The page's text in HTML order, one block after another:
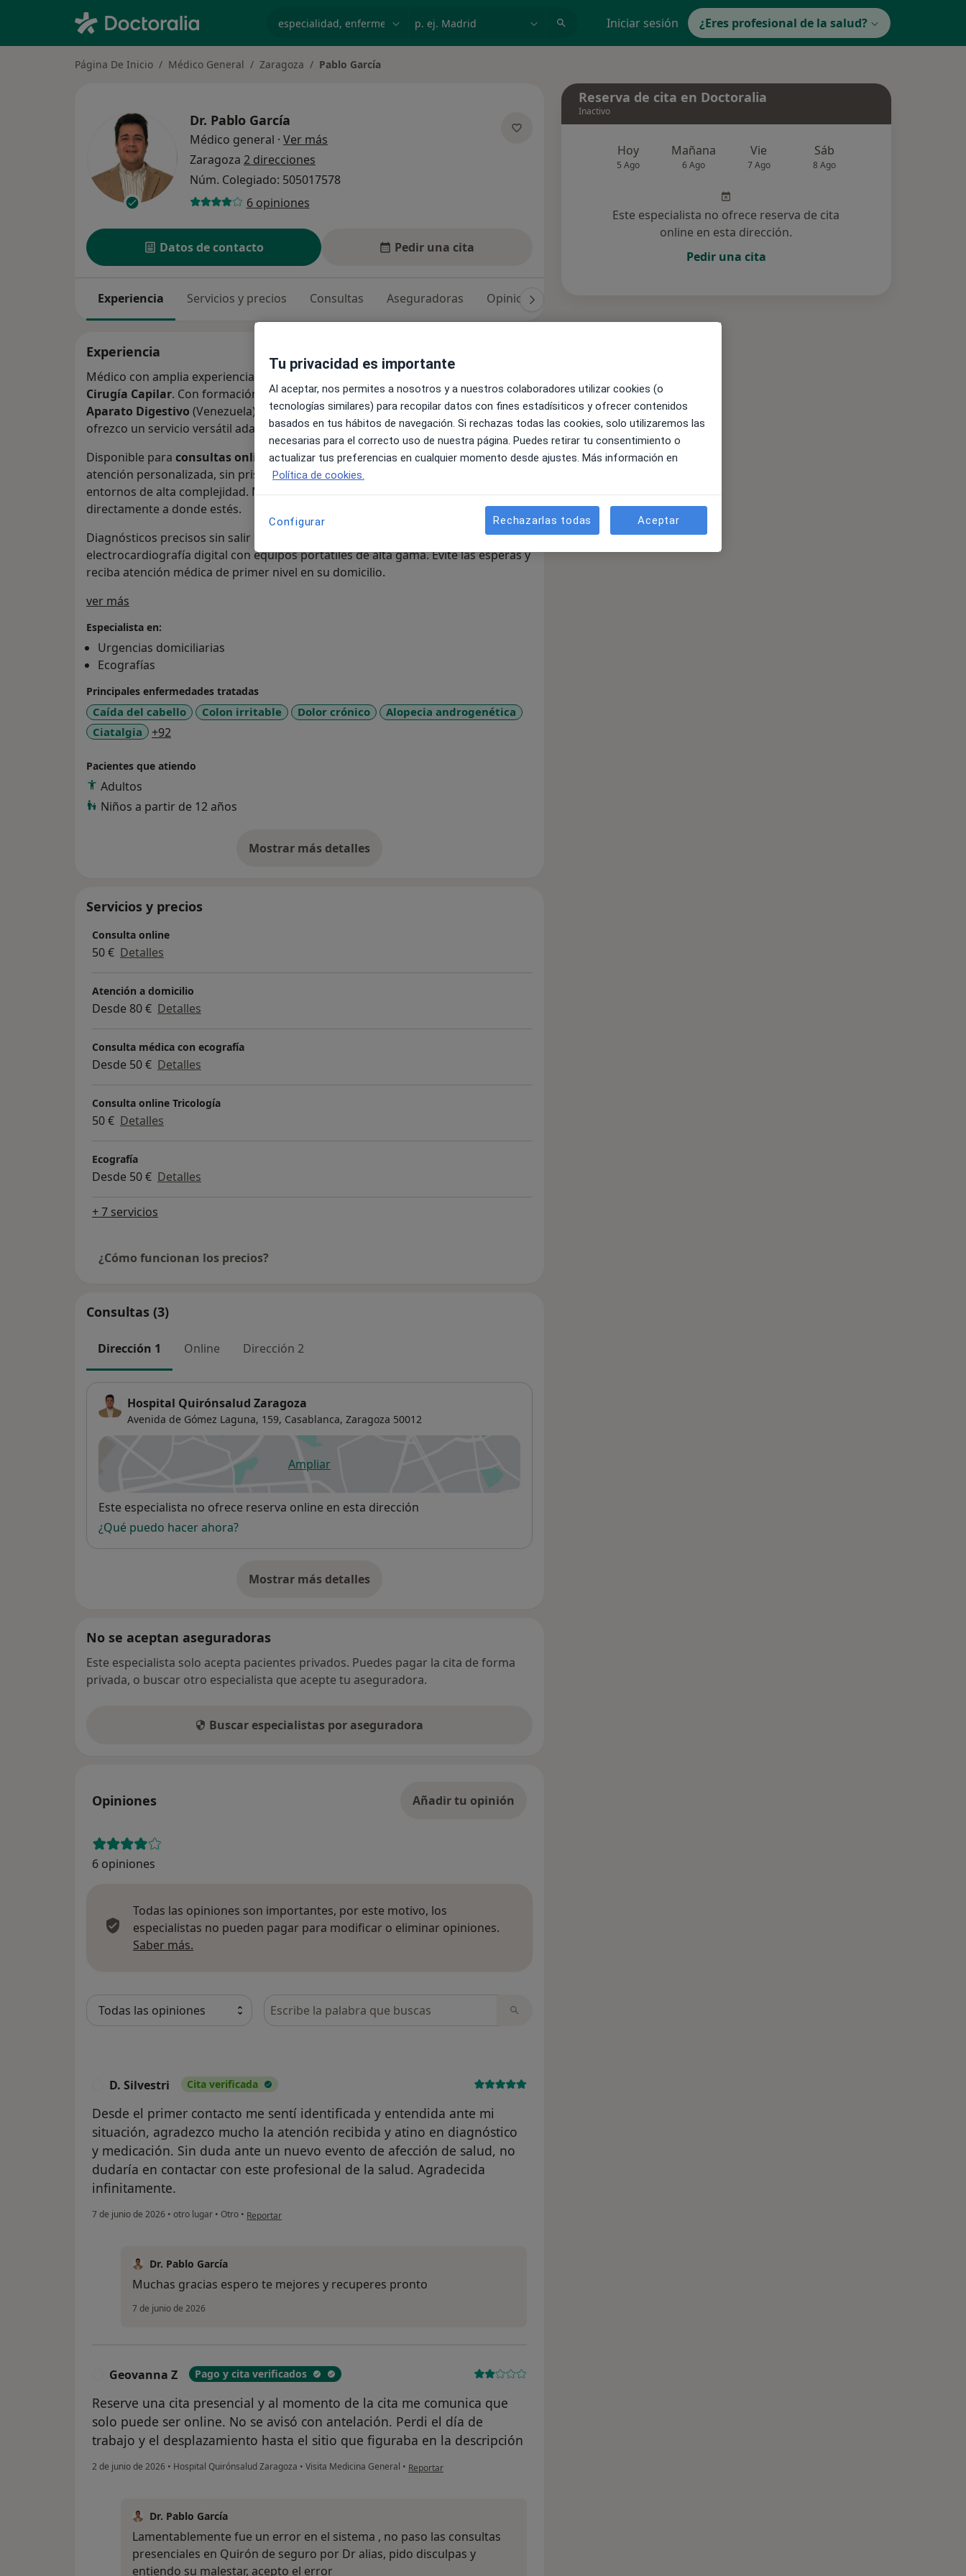
Iniciar sesión ¿Eres profesional de la salud?
Página De Inicio Médico General Zaragoza Pablo García
Dr. Pablo García
Médico general · Ver más
Zaragoza 2 direcciones
Núm. Colegiado: 505017578
6 opiniones
Datos de contacto Pedir una cita
Experiencia Servicios y precios Consultas Aseguradoras Opiniones (6)
Experiencia
Médico con amplia experiencia quirúrgica y clínica, especializado en
Cirugía Capilar. Con formación comoEspecialista en Cirugía General y del
Aparato Digestivo (Venezuela) y experto en elmanejo de urgencias médicas,
ofrezco un servicio versátil adaptado a la vida moderna.
Disponible para consultas online y visitas a domicilio, garantizando una
atención personalizada, sin prisas y con el respaldo de años de práctica en
entornos de alta complejidad. Mi objetivo es llevar la medicina de alta calidad
directamente a donde estés.
Diagnósticos precisos sin salir de casa. Ofrecemos servicios de ecografía y
electrocardiografía digital con equipos portátiles de alta gama. Evite las esperas y
reciba atención médica de primer nivel en su domicilio.
ver más
Especialista en:
Urgencias domiciliarias
Ecografías
Principales enfermedades tratadas
Caída del cabello Colon irritable Dolor crónico
Alopecia androgenética
Ciatalgia
+92a11y_sr_more_diseases
Pacientes que atiendo
Adultos
Niños a partir de 12 años
Mostrar más detalles
sobre la experiencia
Servicios y precios
Consulta online
50 € Detalles
Atención a domicilio
Desde 80 € Detalles
Consulta médica con ecografía
Desde 50 € Detalles
Consulta online Tricología
50 € Detalles
Ecografía
Desde 50 € Detalles
+ 7 servicios
¿Cómo funcionan los precios?
Consultas (3)
Dirección 1 Online Dirección 2
Hospital Quirónsalud Zaragoza
Avenida de Gómez Laguna, 159, Casablanca, Zaragoza 50012
Ampliarse abre en una nueva pestaña
Disponibilidad
Este especialista no ofrece reserva online en esta dirección
¿Qué puedo hacer ahora?
Mostrar más detalles
sobre la dirección
No se aceptan aseguradoras
Este especialista solo acepta pacientes privados. Puedes pagar la cita de forma
privada, o buscar otro especialista que acepte tu aseguradora.
Buscar especialistas por aseguradora
Opiniones Añadir tu opinión
6 opiniones
Todas las opiniones son importantes, por este motivo, los
especialistas no pueden pagar para modificar o eliminar opiniones.
Saber más.
Busca en opiniones
D. Silvestri Cita verificada
Desde el primer contacto me sentí identificada y entendida ante mi
situación, agradezco mucho la atención recibida y atino en diagnóstico
y medicación. Sin duda ante un nuevo evento de afección de salud, no
dudaría en contactar con este profesional de la salud. Agradecida
infinitamente.
7 de junio de 2026 • otro lugar • Otro • en opinión del usuario D. Silvestri
Reportar
Dr. Pablo García
Muchas gracias espero te mejores y recuperes pronto
7 de junio de 2026
Geovanna Z Pago y cita verificados
Reserve una cita presencial y al momento de la cita me comunica que
solo puede ser online. No se avisó con antelación. Perdi el día de
trabajo y el desplazamiento hasta el sitio que figuraba en la descripción
2 de junio de 2026 • Hospital Quirónsalud Zaragoza • Visita Medicina General • en opinión del usuario Geovanna Z
Reportar
Dr. Pablo García
Lamentablemente fue un error en el sistema , no paso las consultas
presenciales en Quirón de seguro por Dr alias, pido disculpas y
entiendo su malestar, acepto el error
Reserva de cita en Doctoralia
Inactivo
Hoy
5 Ago
Mañana
6 Ago
Vie
7 Ago
Sáb
8 Ago
Este especialista no ofrece reserva de cita
online en esta dirección.
Pedir una cita
Tu privacidad es importante
Al aceptar, nos permites a nosotros y a nuestros colaboradores utilizar cookies (o
tecnologías similares) para recopilar datos con fines estadísiticos y ofrecer contenidos
basados en tus hábitos de navegación. Si rechazas todas las cookies, solo utilizaremos las
necesarias para el correcto uso de nuestra página. Puedes retirar tu consentimiento o
actualizar tus preferencias en cualquier momento desde ajustes. Más información en
Política de cookies.
Configurar Rechazarlas todas Aceptar